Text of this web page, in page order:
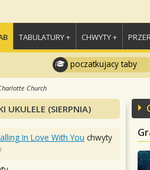
TABULATURY + CHWYTY +
poczatkujacy taby
Church
UKULELE (SIERPNIA)
In Love With You chwyty